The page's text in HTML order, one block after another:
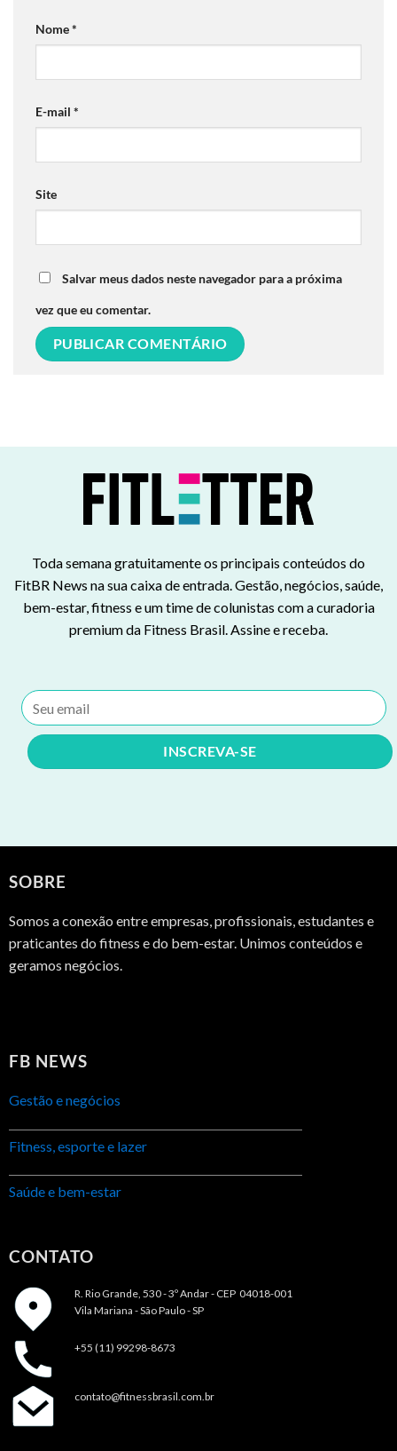
Nome*
E-mail *
Site
Salvar meus dados neste navegador para a próxima
vez que eu comentar.
Toda semana gratuitamente os principais conteúdos do
FitBR News na sua caixa de entrada. Gestão, negócios, saúde,
bem-estar, fitness e um time de colunistas com a curadoria
premium da Fitness Brasil. Assine e receba.
SOBRE
Somos a conexão entre empresas, profissionais, estudantes e
praticantes do fitness e do bem-estar. Unimos conteúdos e
geramos negócios.
FB NEWS
Gestão e negócios
Fitness, esporte e lazer
Saúde e bem-estar
CONTATO
R. Rio Grande, 530 - 3º Andar - CEP 04018-001
Vila Mariana - São Paulo - SP
+55 (11) 99298-8673
contato@fitnessbrasil.com.br